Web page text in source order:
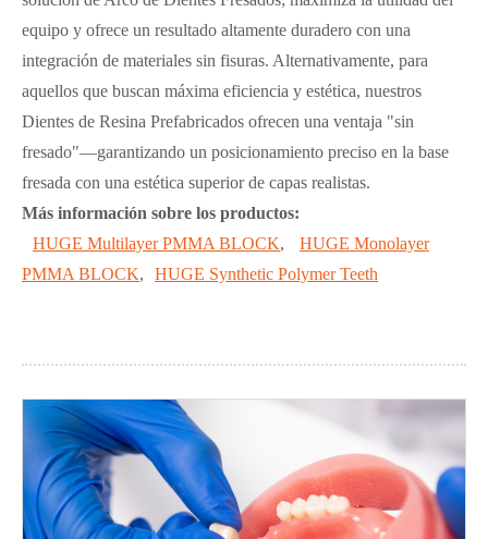
equipo y ofrece un resultado altamente duradero con una
integración de materiales sin fisuras. Alternativamente, para
aquellos que buscan máxima eficiencia y estética, nuestros
Dientes de Resina Prefabricados ofrecen una ventaja "sin
fresado"—garantizando un posicionamiento preciso en la base
fresada con una estética superior de capas realistas.
Más información sobre los productos:
HUGE Multilayer PMMA BLOCK,
HUGE Monolayer
PMMA BLOCK, HUGE Synthetic Polymer Teeth